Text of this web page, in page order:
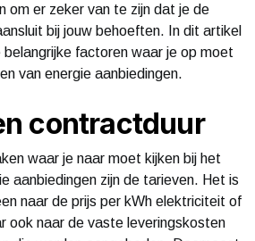
om er zeker van te zijn dat je de
bij jouw behoeften. In dit artikel
belangrijke factoren waar je op moet
van energie aanbiedingen.
contractduur
waar je naar moet kijken bij het
aanbiedingen zijn de tarieven. Het is
naar de prijs per kWh elektriciteit of
ook naar de vaste leveringskosten